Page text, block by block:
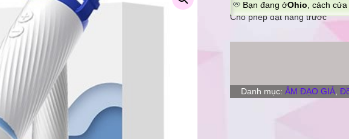
Bạn đang ởOhio, cách cửa
Cho phép đặt hàng trước
Danh mục: ÂM ĐẠO GIẢ,